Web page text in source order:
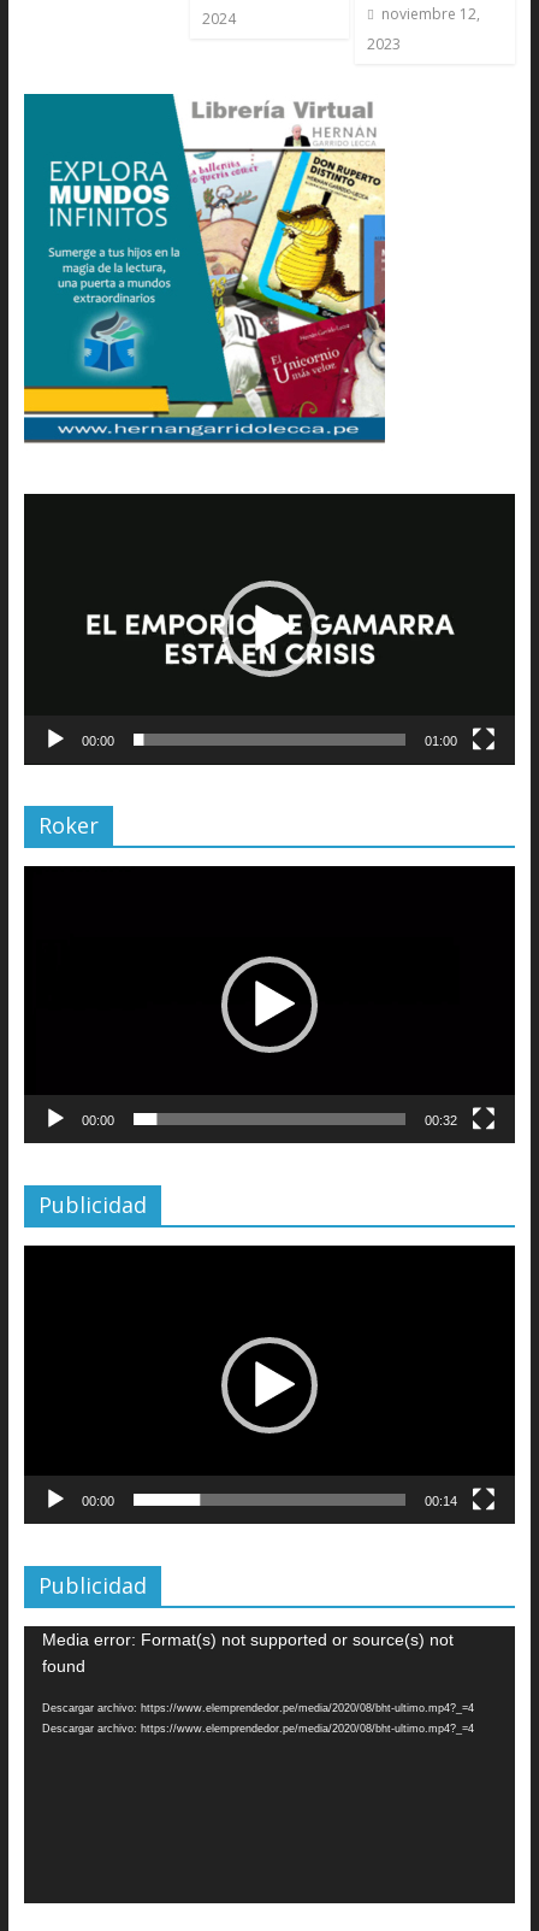
2024
noviembre 12,
2023
00:00 01:00
Roker
00:00 00:32
Publicidad
00:00 00:14
Publicidad
Reproductor
Media error: Format(s) not supported or source(s) not
found
Descargar archivo: https://www.elemprendedor.pe/media/2020/08/bht-ultimo.mp4?_=4
Descargar archivo: https://www.elemprendedor.pe/media/2020/08/bht-ultimo.mp4?_=4